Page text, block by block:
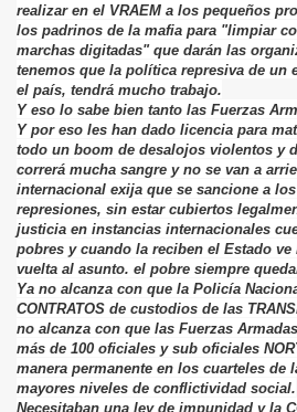
realizar en el VRAEM a los pequeños
los padrinos de la mafia para "limpiar
marchas digitadas" que darán las
tenemos que la política represiva de un
el país, tendrá mucho trabajo.
Y eso lo sabe bien tanto las Fuerzas
Y por eso les han dado licencia para
todo un boom de desalojos violentos y
correrá mucha sangre y no se van a
internacional exija que se sancione a
represiones, sin estar cubiertos
justicia en instancias internacionales
pobres y cuando la reciben el Estado ve
vuelta al asunto. el pobre siempre
Ya no alcanza con que la Policía
CONTRATOS de custodios de las
no alcanza con que las Fuerzas
más de 100 oficiales y sub oficiales
manera permanente en los cuarteles de
mayores niveles de conflictividad social.
Necesitaban una ley de impunidad y la